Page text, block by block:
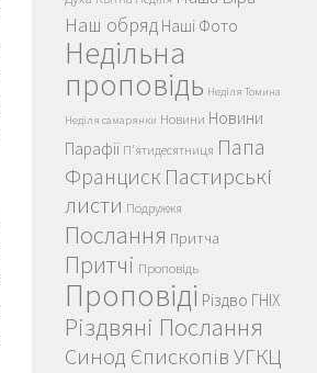
Наш обряд Наші Фото
Недільна
проповідь Неділя Томина
Неділя самарянки Новини Новини
Парафії П'ятидесятниця Папа
Франциск Пастирські
листи Подружжя
Послання Притча
Притчі Проповідь
Проповіді Різдво ГНІХ
Різдвяні Послання
Синод Єпископів УГКЦ